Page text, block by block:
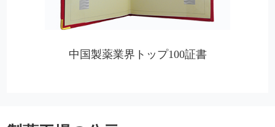
中国製薬業界トップ100証書